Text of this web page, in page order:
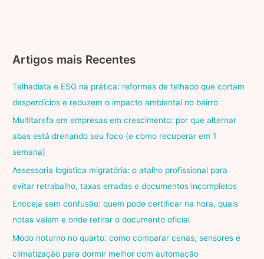
Artigos mais Recentes
Telhadista e ESG na prática: reformas de telhado que cortam
desperdícios e reduzem o impacto ambiental no bairro
Multitarefa em empresas em crescimento: por que alternar
abas está drenando seu foco (e como recuperar em 1
semana)
Assessoria logística migratória: o atalho profissional para
evitar retrabalho, taxas erradas e documentos incompletos
Encceja sem confusão: quem pode certificar na hora, quais
notas valem e onde retirar o documento oficial
Modo noturno no quarto: como comparar cenas, sensores e
climatização para dormir melhor com automação